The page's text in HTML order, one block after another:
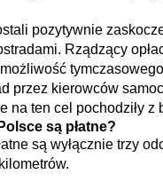
pozytywnie
Rządzący
przez kierowców
na ten cel pochodziły z
są płatne?
są wyłącznie trzy